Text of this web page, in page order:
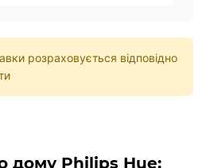
розраховується відповідно
дому Philips Hue: